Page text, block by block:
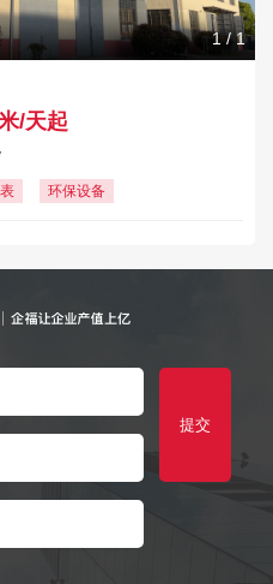
1/1
/天起
环保设备
提交